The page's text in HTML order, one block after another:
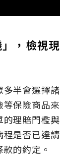
，檢視現
多半會選擇諸
保險商品來
理賠門檻與
是否已達請
的約定。